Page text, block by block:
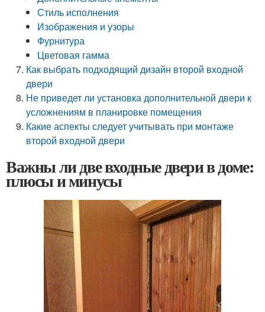
Стиль исполнения
Изображения и узоры
Фурнитура
Цветовая гамма
Как выбрать подходящий дизайн второй входной
двери
Не приведет ли установка дополнительной двери к
усложнениям в планировке помещения
Какие аспекты следует учитывать при монтаже
второй входной двери
Важны ли две входные двери в доме:
плюсы и минусы